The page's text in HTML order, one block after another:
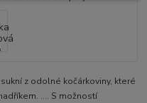
z odolné kočárkoviny, které
.... S možností